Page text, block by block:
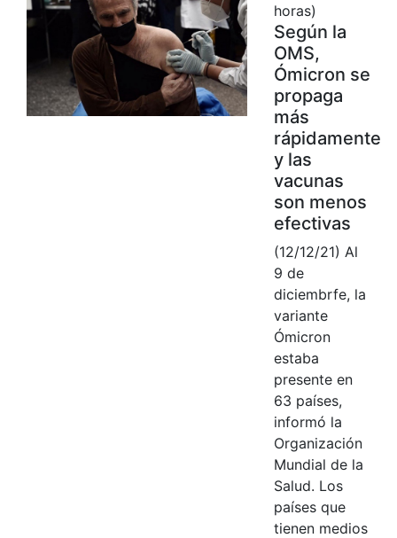
horas)
Según la
OMS,
Ómicron se
propaga
más
rápidamente
y las
vacunas
son menos
efectivas
(12/12/21) Al
9 de
diciembrfe, la
variante
Ómicron
estaba
presente en
63 países,
informó la
Organización
Mundial de la
Salud. Los
países que
tienen medios